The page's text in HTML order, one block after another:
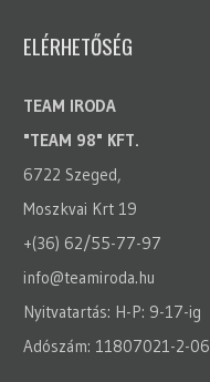
ELÉRHETŐSÉG
TEAM IRODA
"TEAM 98" KFT.
6722 Szeged,
Moszkvai Krt 19
+(36) 62/55-77-97
info@teamiroda.hu
Nyitvatartás: H-P: 9-17-ig
Adószám: 11807021-2-06